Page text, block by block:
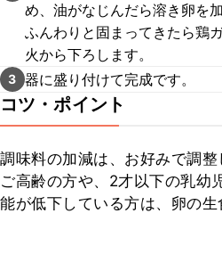
め、油がなじんだら溶き卵を
ふんわりと固まってきたら鶏
火から下ろします。
3 器に盛り付けて完成です。
コツ・ポイント
調味料の加減は、お好みで調整
ご高齢の方や、2才以下の乳幼
能が低下している方は、卵の生